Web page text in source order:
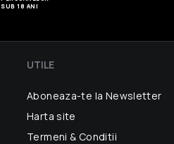
SUB 18 ANI
UTILE
Aboneaza-te la Newsletter
Harta site
Termeni & Conditii